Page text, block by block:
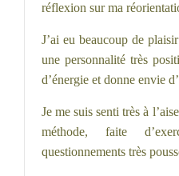
réflexion sur ma
J’ai eu beaucoup de
une personnalité très
d’énergie et donne envie
Je me suis senti très à
méthode, faite
questionnements très